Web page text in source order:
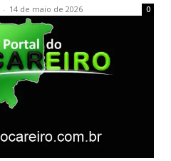
- 14 de maio de 2026 0